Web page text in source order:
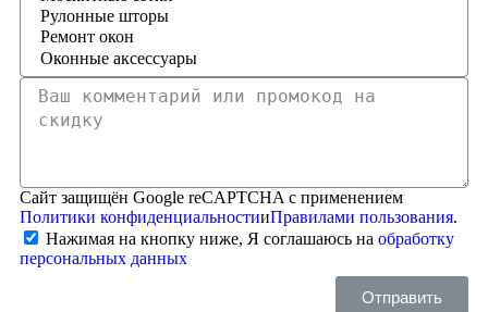
Сайт защищён Google reCAPTCHA с применением
Политики конфиденциальностииПравилами пользования.
Нажимая на кнопку ниже, Я соглашаюсь на обработку
персональных данных
Отправить